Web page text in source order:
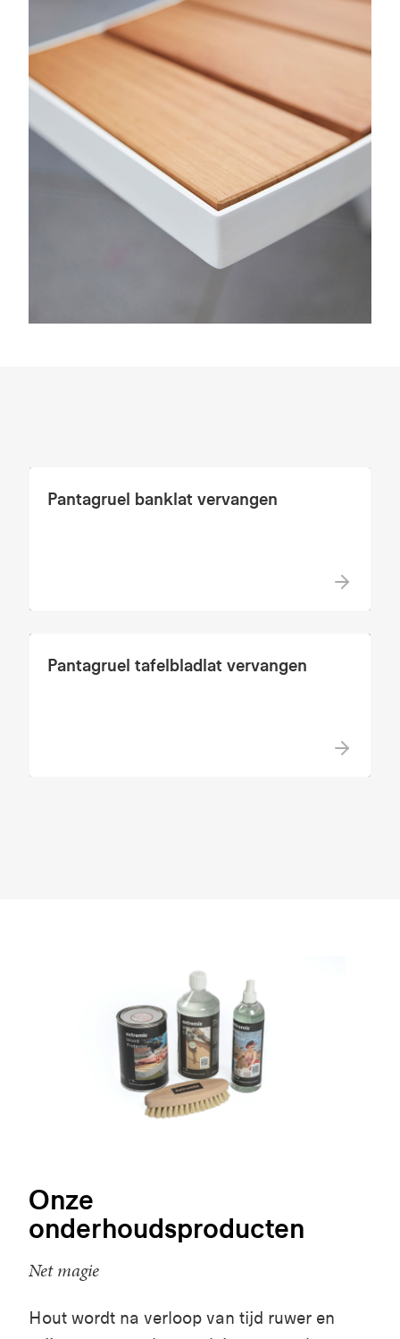
Pantagruel banklat vervangen
Pantagruel tafelbladlat vervangen
Onze
onderhoudsproducten
Net magie
Hout wordt na verloop van tijd ruwer en